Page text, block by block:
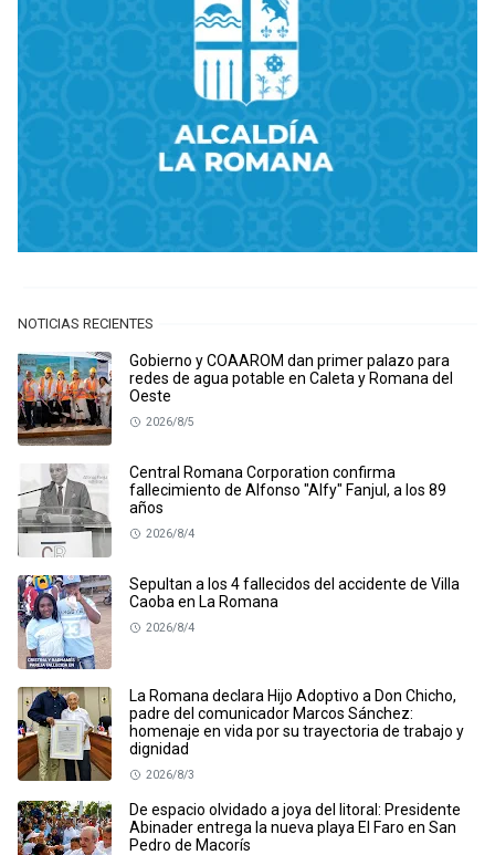
NOTICIAS RECIENTES
Gobierno y COAAROM dan primer palazo para
redes de agua potable en Caleta y Romana del
Oeste
2026/8/5
Central Romana Corporation confirma
fallecimiento de Alfonso "Alfy" Fanjul, a los 89
años
2026/8/4
Sepultan a los 4 fallecidos del accidente de Villa
Caoba en La Romana
2026/8/4
La Romana declara Hijo Adoptivo a Don Chicho,
padre del comunicador Marcos Sánchez:
homenaje en vida por su trayectoria de trabajo y
dignidad
2026/8/3
De espacio olvidado a joya del litoral: Presidente
Abinader entrega la nueva playa El Faro en San
Pedro de Macorís